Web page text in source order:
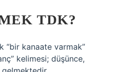
TDK?
“bir kanaate varmak”
kelimesi; düşünce,